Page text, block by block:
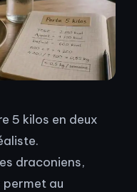
5 kilos en deux
draconiens,
permet au